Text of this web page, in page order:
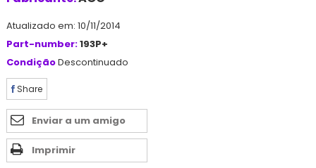
Atualizado em: 10/11/2014
Part-number:193P+
CondiçãoDescontinuado
Share
Enviar a um amigo
Imprimir